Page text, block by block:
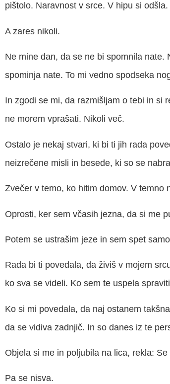
pištolo. Naravnost v srce. V hipu si odšla.
A zares nikoli.
Ne mine dan, da se ne bi spomnila
spominja nate. To mi vedno spodseka
In zgodi se mi, da razmišljam o tebi in si
ne morem vprašati. Nikoli več.
Ostalo je nekaj stvari, ki bi ti jih rada
neizrečene misli in besede, ki so se
Zvečer v temo, ko hitim domov. V temno
Oprosti, ker sem včasih jezna, da si me
Potem se ustrašim jeze in sem spet
Rada bi ti povedala, da živiš v mojem
ko sva se videli. Ko sem te uspela
Ko si mi povedala, da naj ostanem
da se vidiva zadnjič. In so danes iz te
Objela si me in poljubila na lica, rekla:
Pa se nisva.